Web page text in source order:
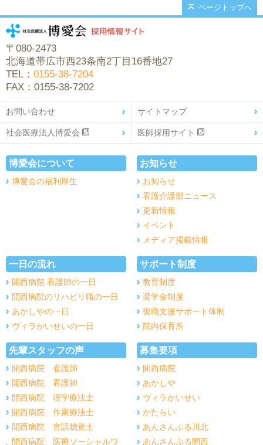
ページトップへ
〒080-2473
北海道帯広市西23条南2丁目16番地27
TEL： 0155-38-7204
FAX：0155-38-7202
お問い合わせ サイトマップ
社会医療法人博愛会 医師採用サイト
博愛会について
博愛会の福利厚生
お知らせ
お知らせ
看護介護部ニュース
更新情報
イベント
メディア掲載情報
一日の流れ
開西病院 看護師の一日
開西病院のリハビリ職の一日
あかしやの一日
ヴィラかいせいの一日
サポート制度
教育制度
奨学金制度
復職支援サポート体制
院内保育所
先輩スタッフの声
開西病院 看護師
開西病院 看護師
開西病院 理学療法士
開西病院 作業療法士
開西病院 言語聴覚士
開西病院 医療ソーシャルワ
募集要項
開西病院
あかしや
ヴィラかいせい
かたらい
あんさんぶる川北
あんさんぶる開西